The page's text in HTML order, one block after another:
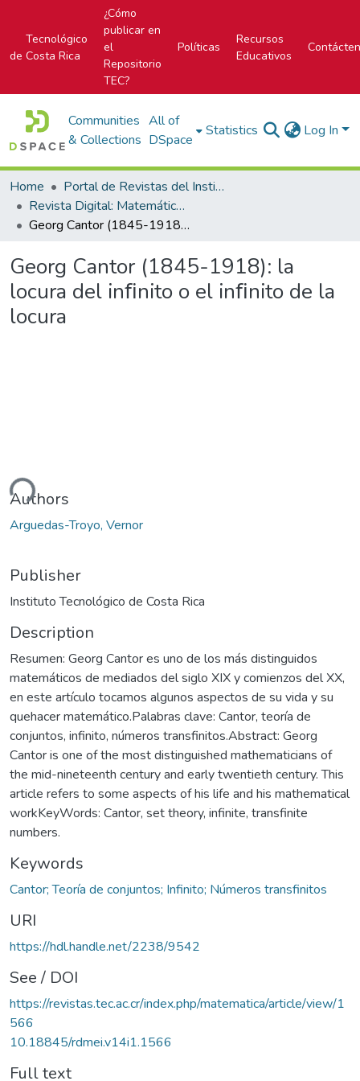
Tecnológico
de Costa Rica
¿Cómo
publicar en
el
Repositorio
TEC?
Políticas
Recursos
Educativos
Communities
& Collections
All of
DSpace
Statistics Log In
Home
Portal de Revistas del Instituto Tecnológico de Costa Rica
Revista Digital: Matemática, Educación e Internet
Georg Cantor (1845-1918): la locura del inﬁnito o el inﬁnito de la locura
Georg Cantor (1845-1918): la
locura del inﬁnito o el inﬁnito de la
locura
Authors
Arguedas-Troyo, Vernor
Publisher
Instituto Tecnológico de Costa Rica
Description
Resumen: Georg Cantor es uno de los más distinguidos
matemáticos de mediados del siglo XIX y comienzos del XX,
en este artículo tocamos algunos aspectos de su vida y su
quehacer matemático.Palabras clave: Cantor, teoría de
conjuntos, infinito, números transfinitos.Abstract: Georg
Cantor is one of the most distinguished mathematicians of
the mid-nineteenth century and early twentieth century. This
article refers to some aspects of his life and his mathematical
workKeyWords: Cantor, set theory, infinite, transfinite
numbers.
Keywords
Cantor; Teoría de conjuntos; Infinito; Números transfinitos
URI
https://hdl.handle.net/2238/9542
See / DOI
https://revistas.tec.ac.cr/index.php/matematica/article/view/1
566
10.18845/rdmei.v14i1.1566
Full text